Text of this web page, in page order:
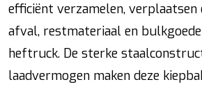
efficiënt verzamelen, verplaatsen
afval, restmateriaal en
heftruck. De sterke
laadvermogen maken deze